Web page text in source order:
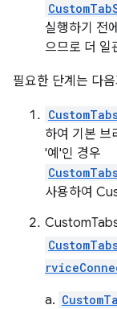
실행하기 전
으므로 더 일
필요한 단계는 다
하여 기본 브
'예'인 경우
사용하여
a.